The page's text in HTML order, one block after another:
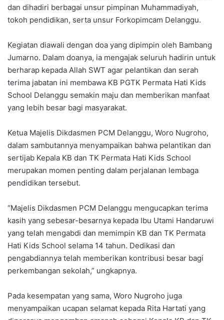
dan dihadiri berbagai unsur pimpinan Muhammadiyah,
tokoh pendidikan, serta unsur Forkopimcam Delanggu.
Kegiatan diawali dengan doa yang dipimpin oleh Bambang
Jumarno. Dalam doanya, ia mengajak seluruh hadirin untuk
berharap kepada Allah SWT agar pelantikan dan serah
terima jabatan ini membawa KB PGTK Permata Hati Kids
School Delanggu semakin maju dan memberikan manfaat
yang lebih besar bagi masyarakat.
Ketua Majelis Dikdasmen PCM Delanggu, Woro Nugroho,
dalam sambutannya menyampaikan bahwa pelantikan dan
sertijab Kepala KB dan TK Permata Hati Kids School
merupakan momen penting dalam perjalanan lembaga
pendidikan tersebut.
“Majelis Dikdasmen PCM Delanggu mengucapkan terima
kasih yang sebesar-besarnya kepada Ibu Utami Handaruwi
yang telah mengabdi dan memimpin KB dan TK Permata
Hati Kids School selama 14 tahun. Dedikasi dan
pengabdiannya telah memberikan kontribusi besar bagi
perkembangan sekolah,” ungkapnya.
Pada kesempatan yang sama, Woro Nugroho juga
menyampaikan ucapan selamat kepada Rita Hartati yang